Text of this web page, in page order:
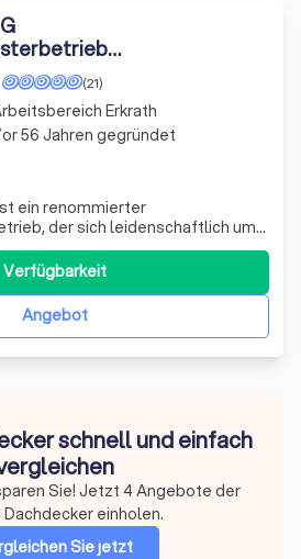
(21)
ein renommierter
der sich leidenschaftlich um
kümmert. Wir verstehen, dass
am stärksten beansprucht
fachgerechte Ausführung
es, dass Ihr Dach nicht n
Angebot
Verfügbarkeit
Erkrath
56 Jahren gegründet
schnell und einfach
Sie! Jetzt 4 Angebote der
einholen.
Sie jetzt